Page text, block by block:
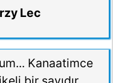
Lec
Kanaatimce